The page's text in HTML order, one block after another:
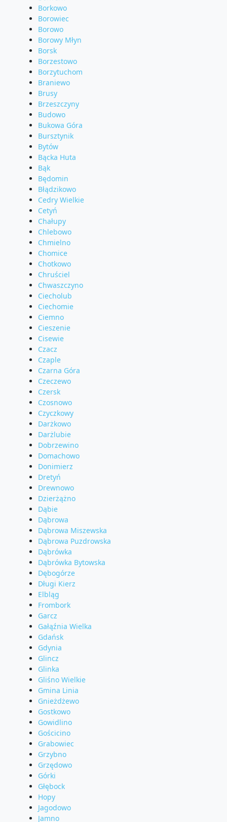
Borkowo
Borowiec
Borowo
Borowy Młyn
Borsk
Borzestowo
Borzytuchom
Braniewo
Brusy
Brzeszczyny
Budowo
Bukowa Góra
Bursztynik
Bytów
Bącka Huta
Bąk
Będomin
Błądzikowo
Cedry Wielkie
Cetyń
Chałupy
Chlebowo
Chmielno
Chomice
Chotkowo
Chruściel
Chwaszczyno
Ciecholub
Ciechomie
Ciemno
Cieszenie
Cisewie
Czacz
Czaple
Czarna Góra
Czeczewo
Czersk
Czosnowo
Czyczkowy
Darżkowo
Darżlubie
Dobrzewino
Domachowo
Donimierz
Dretyń
Drewnowo
Dzierżążno
Dąbie
Dąbrowa
Dąbrowa Miszewska
Dąbrowa Puzdrowska
Dąbrówka
Dąbrówka Bytowska
Dębogórze
Długi Kierz
Elbląg
Frombork
Garcz
Gałąźnia Wielka
Gdańsk
Gdynia
Glincz
Glinka
Gliśno Wielkie
Gmina Linia
Gnieżdżewo
Gostkowo
Gowidlino
Gościcino
Grabowiec
Grzybno
Grzędowo
Górki
Głębock
Hopy
Jagodowo
Jamno